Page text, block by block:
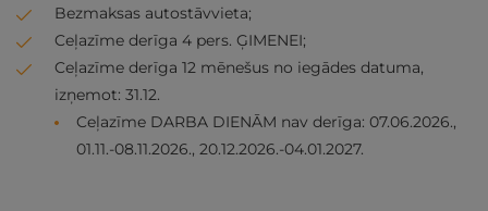
Bezmaksas autostāvvieta;
Ceļazīme derīga 4 pers. ĢIMENEI;
Ceļazīme derīga 12 mēnešus no iegādes datuma,
izņemot: 31.12.
Ceļazīme DARBA DIENĀM nav derīga: 07.06.2026.,
01.11.-08.11.2026., 20.12.2026.-04.01.2027.